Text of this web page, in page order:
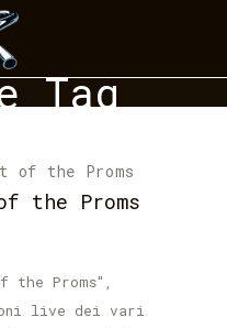
Tag
of the Proms
the Proms
the Proms",
live dei vari